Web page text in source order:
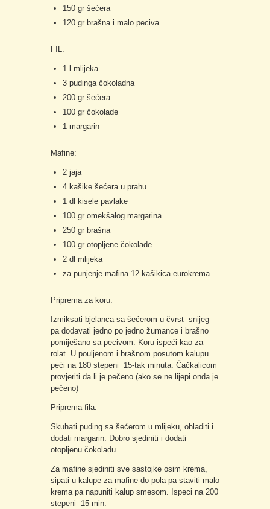
150 gr šećera
120 gr brašna i malo peciva.
FIL:
1 l mlijeka
3 pudinga čokoladna
200 gr šećera
100 gr čokolade
1 margarin
Mafine:
2 jaja
4 kašike šećera u prahu
1 dl kisele pavlake
100 gr omekšalog margarina
250 gr brašna
100 gr otopljene čokolade
2 dl mlijeka
za punjenje mafina 12 kašikica eurokrema.
Priprema za koru:
Izmiksati bjelanca sa šećerom u čvrst snijeg
pa dodavati jedno po jedno žumance i brašno
pomiješano sa pecivom. Koru ispeći kao za
rolat. U pouljenom i brašnom posutom kalupu
peći na 180 stepeni 15-tak minuta. Čačkalicom
provjeriti da li je pečeno (ako se ne lijepi onda je
pečeno)
Priprema fila:
Skuhati puding sa šećerom u mlijeku, ohladiti i
dodati margarin. Dobro sjediniti i dodati
otopljenu čokoladu.
Za mafine sjediniti sve sastojke osim krema,
sipati u kalupe za mafine do pola pa staviti malo
krema pa napuniti kalup smesom. Ispeci na 200
stepeni 15 min.